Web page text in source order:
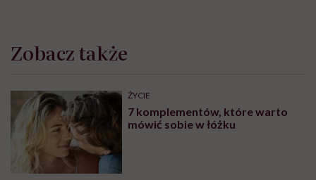
Zobacz także
ŻYCIE
7 komplementów, które warto
mówić sobie w łóżku